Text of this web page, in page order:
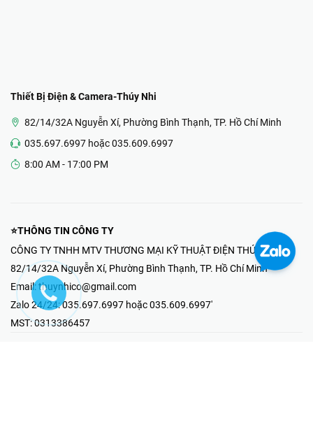
Thiết Bị Điện & Camera-Thúy Nhi
82/14/32A Nguyễn Xí, Phường Bình Thạnh, TP. Hồ Chí Minh
035.697.6997 hoặc 035.609.6997
8:00 AM - 17:00 PM
⭐THÔNG TIN CÔNG TY
CÔNG TY TNHH MTV THƯƠNG MẠI KỸ THUẬT ĐIỆN THÚY NHI
82/14/32A Nguyễn Xí, Phường Bình Thạnh, TP. Hồ Chí Minh
Email: thuynhico@gmail.com
Zalo 24/24:035.697.6997 hoặc 035.609.6997'
MST:0313386457